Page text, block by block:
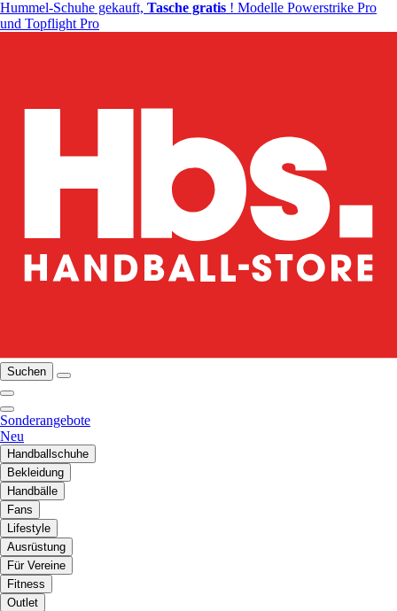
Hummel-Schuhe gekauft, Tasche gratis ! Modelle Powerstrike Pro
und Topflight Pro
Suchen
Sonderangebote
Neu
Handballschuhe
Bekleidung
Handbälle
Fans
Lifestyle
Ausrüstung
Für Vereine
Fitness
Outlet